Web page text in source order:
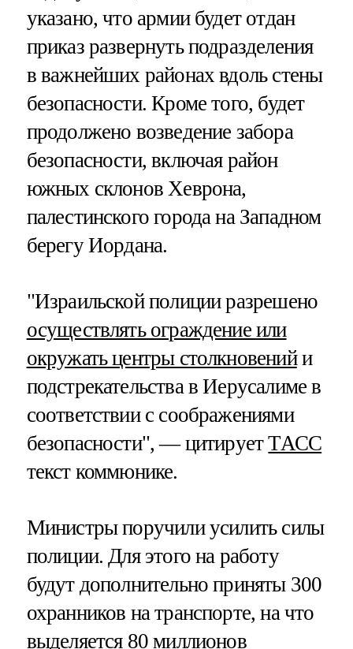
указано, что армии будет отдан
приказ развернуть подразделения
в важнейших районах вдоль стены
безопасности. Кроме того, будет
продолжено возведение забора
безопасности, включая район
южных склонов Хеврона,
палестинского города на Западном
берегу Иордана.
"Израильской полиции разрешено
осуществлять ограждение или
окружать центры столкновенийи
подстрекательства в Иерусалиме в
соответствии с соображениями
безопасности", — цитируетТАСС
текст коммюнике.
Министры поручили усилить силы
полиции. Для этого на работу
будут дополнительно приняты 300
охранников на транспорте, на что
выделяется 80 миллионов